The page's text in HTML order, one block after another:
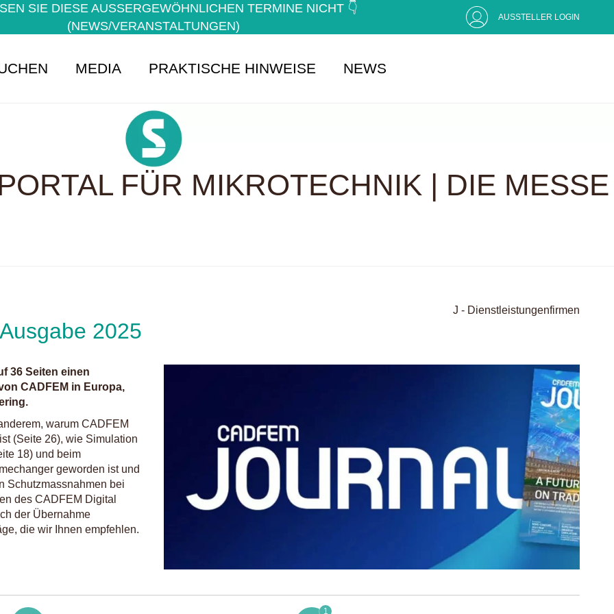
SIE DIESE AUSSERGEWÖHNLICHEN TERMINE NICHT 👇 (
NEWS/VERANSTALTUNGEN)
AUSSTELLER LOGIN
MEDIA PRAKTISCHE HINWEISE NEWS
FÜR MIKROTECHNIK | DIE MESSE
J - Dienstleistungenfirmen
2025
36 Seiten einen
CADFEM in Europa,
warum CADFEM
(Seite 26), wie Simulation
18) und beim
geworden ist und
Schutzmassnahmen bei
des CADFEM Digital
der Übernahme
die wir Ihnen empfehlen.
1